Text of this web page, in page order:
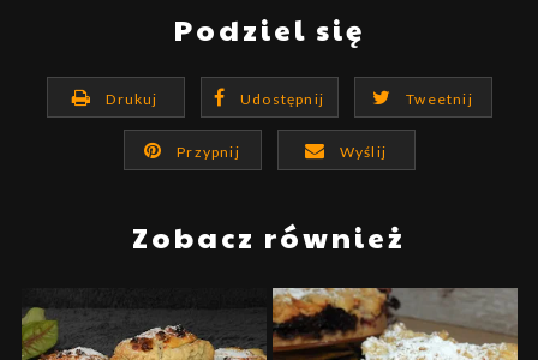
Podziel się
Drukuj Udostępnij Tweetnij
Przypnij Wyślij
Zobacz również